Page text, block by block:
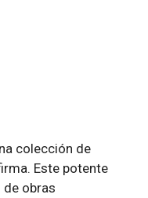
colección de
Este potente
obras